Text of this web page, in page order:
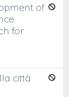
of
for
città